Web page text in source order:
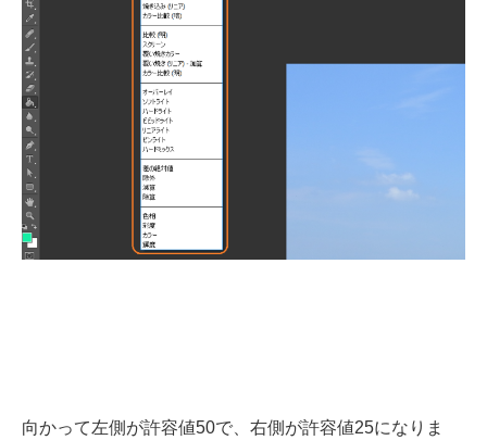
向かって左側が許容値50で、右側が許容値25になりま